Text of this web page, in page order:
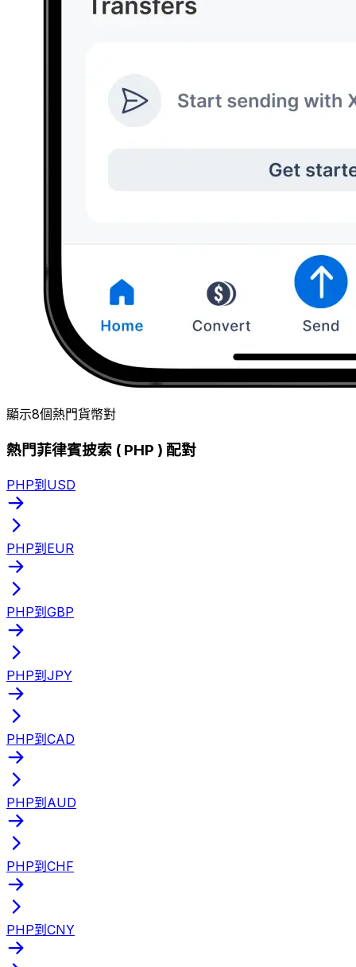
顯示8個熱門貨幣對
熱門菲律賓披索 ( PHP ) 配對
PHP到USD
PHP到EUR
PHP到GBP
PHP到JPY
PHP到CAD
PHP到AUD
PHP到CHF
PHP到CNY